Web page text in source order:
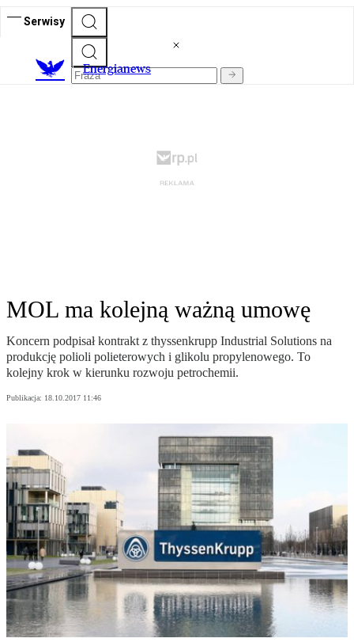
Serwisy
Energianews
MOL ma kolejną ważną umowę
Koncern podpisał kontrakt z thyssenkrupp Industrial Solutions na
produkcję polioli polieterowych i glikolu propylenowego. To
kolejny krok w kierunku rozwoju petrochemii.
Publikacja: 18.10.2017 11:46